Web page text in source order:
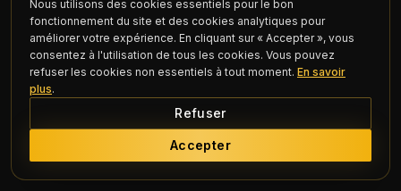
Voir toutes les garnisons →
Informations
Actualités
Nous utilisons des cookies essentiels pour le bon
fonctionnement du site et des cookies analytiques pour
améliorer votre expérience. En cliquant sur « Accepter », vous
consentez à l'utilisation de tous les cookies. Vous pouvez
refuser les cookies non essentiels à tout moment. En savoir
plus.
Refuser
Accepter